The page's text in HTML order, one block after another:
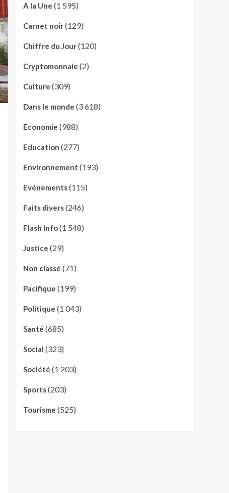
A la Une (1 595)
Carnet noir(129)
Chiffre du Jour(120)
Cryptomonnaie (2)
Culture (309)
Dans le monde (3 618)
Economie (988)
Education (277)
Environnement (193)
Evénements(115)
Faits divers(246)
Flash Info(1 548)
Justice (29)
Non classé (71)
Pacifique (199)
Politique (1 043)
Santé (685)
Social (323)
Société (1 203)
Sports(203)
Tourisme (525)